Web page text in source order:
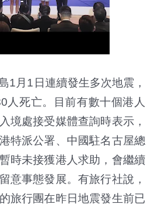
1月1日連續發生多次地震，
人死亡。目前有數十個港人
境處接受媒體查詢時表示，
特派公署、中國駐名古屋總
時未接獲港人求助，會繼續
意事態發展。有旅行社說，
旅行團在昨日地震發生前已